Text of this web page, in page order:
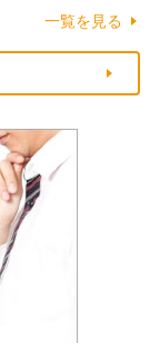
一覧を見る